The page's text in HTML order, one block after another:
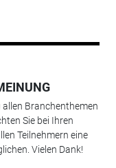
allen Branchenthemen
Sie bei Ihren
Teilnehmern eine
Vielen Dank!